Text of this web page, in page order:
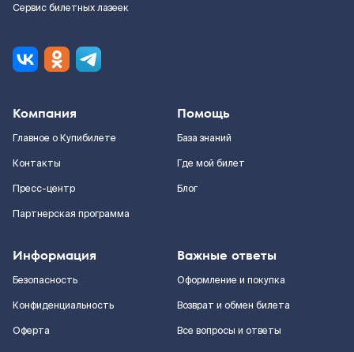
Сервис билетных лазеек
Компания
Главное о Купибилете
Контакты
Пресс-центр
Партнерская программа
Помощь
База знаний
Где мой билет
Блог
Информация
Безопасность
Конфиденциальность
Оферта
Важные ответы
Оформление и покупка
Возврат и обмен билета
Все вопросы и ответы